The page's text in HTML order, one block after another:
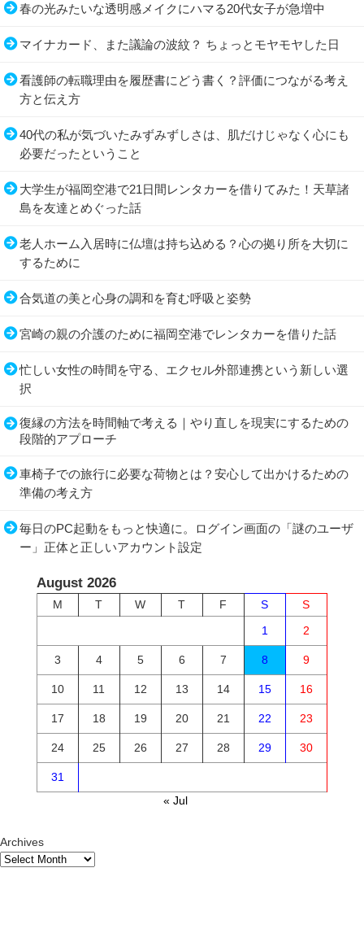
春の光みたいな透明感メイクにハマる20代女子が急増中
マイナカード、また議論の波紋？ ちょっとモヤモヤした日
看護師の転職理由を履歴書にどう書く？評価につながる考え
方と伝え方
40代の私が気づいたみずみずしさは、肌だけじゃなく心にも
必要だったということ
大学生が福岡空港で21日間レンタカーを借りてみた！天草諸
島を友達とめぐった話
老人ホーム入居時に仏壇は持ち込める？心の拠り所を大切に
するために
合気道の美と心身の調和を育む呼吸と姿勢
宮崎の親の介護のために福岡空港でレンタカーを借りた話
忙しい女性の時間を守る、エクセル外部連携という新しい選
択
復縁の方法を時間軸で考える｜やり直しを現実にするための
段階的アプローチ
車椅子での旅行に必要な荷物とは？安心して出かけるための
準備の考え方
毎日のPC起動をもっと快適に。ログイン画面の「謎のユーザ
ー」正体と正しいアカウント設定
August 2026
M T W T F S
S
1
2
3 4 5 6 7 8 9
10 11 12 13 14 15 16
17 18 19 20 21 22 23
24 25 26 27 28 29 30
31
« Jul
Archives